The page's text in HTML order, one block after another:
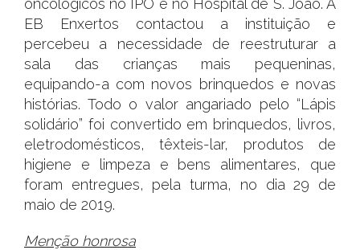
oncológicos no IPO e no Hospital de S. João. A
EB Enxertos contactou a instituição e
percebeu a necessidade de reestruturar a
sala das crianças mais pequeninas,
equipando-a com novos brinquedos e novas
histórias. Todo o valor angariado pelo “Lápis
solidário” foi convertido em brinquedos, livros,
eletrodomésticos, têxteis-lar, produtos de
higiene e limpeza e bens alimentares, que
foram entregues, pela turma, no dia 29 de
maio de 2019.
Menção honrosa